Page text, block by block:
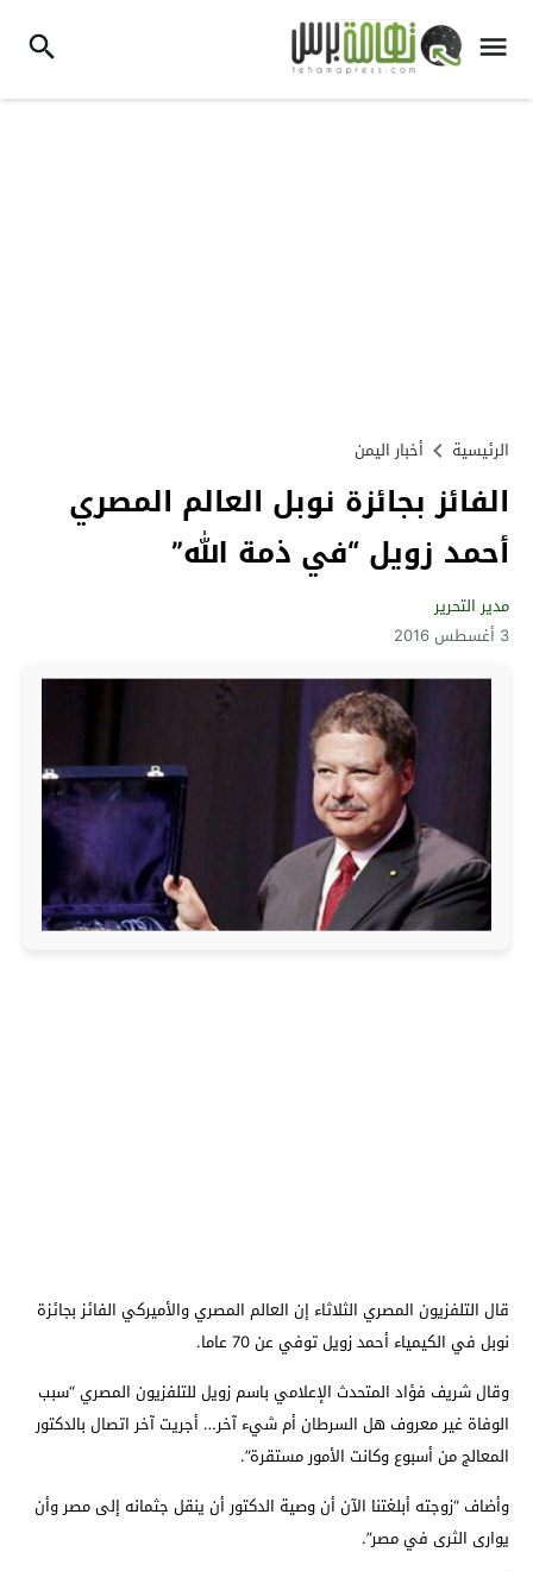
الرئيسية أخبار اليمن
الفائز بجائزة نوبل العالم المصري
أحمد زويل “في ذمة الله”
مدير التحرير
3 أغسطس 2016
قال التلفزيون المصري الثلاثاء إن العالم المصري والأميركي الفائز بجائزة
نوبل في الكيمياء أحمد زويل توفي عن 70 عاما.
وقال شريف فؤاد المتحدث الإعلامي باسم زويل للتلفزيون المصري “سبب
الوفاة غير معروف هل السرطان أم شيء آخر… أجريت آخر اتصال بالدكتور
المعالج من أسبوع وكانت الأمور مستقرة”.
وأضاف “زوجته أبلغتنا الآن أن وصية الدكتور أن ينقل جثمانه إلى مصر وأن
يوارى الثرى في مصر”.